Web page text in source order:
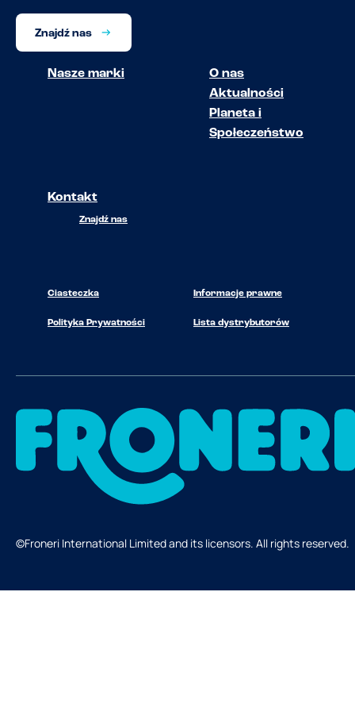
Znajdź nas
Nasze marki
O nas
Aktualności
Planeta i
Społeczeństwo
Kontakt
Znajdź nas
Ciasteczka Informacje prawne
Polityka Prywatności Lista dystrybutorów
©Froneri International Limited and its licensors. All rights reserved.